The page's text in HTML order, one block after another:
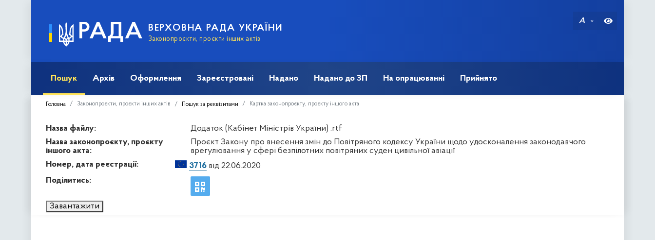
РАДА ВЕРХОВНА РАДА УКРАЇНИ
Законопроєкти, проєкти інших актів
A
Пошук Архів Оформлення Зареєстровані Надано Надано до ЗП На опрацюванні Прийнято
Головна Законопроєкти, проєкти інших актів Пошук за реквізитами Картка законопроєкту, проєкту іншого акта
Назва файлу:
Додаток (Кабінет Міністрів України) .rtf
Назва законопроєкту, проєкту
іншого акта:
Проєкт Закону про внесення змін до Повітряного кодексу України щодо удосконалення законодавчого
врегулювання у сфері безпілотних повітряних суден цивільної авіації
Номер, дата реєстрації:
3716 від 22.06.2020
Поділитись:
Завантажити